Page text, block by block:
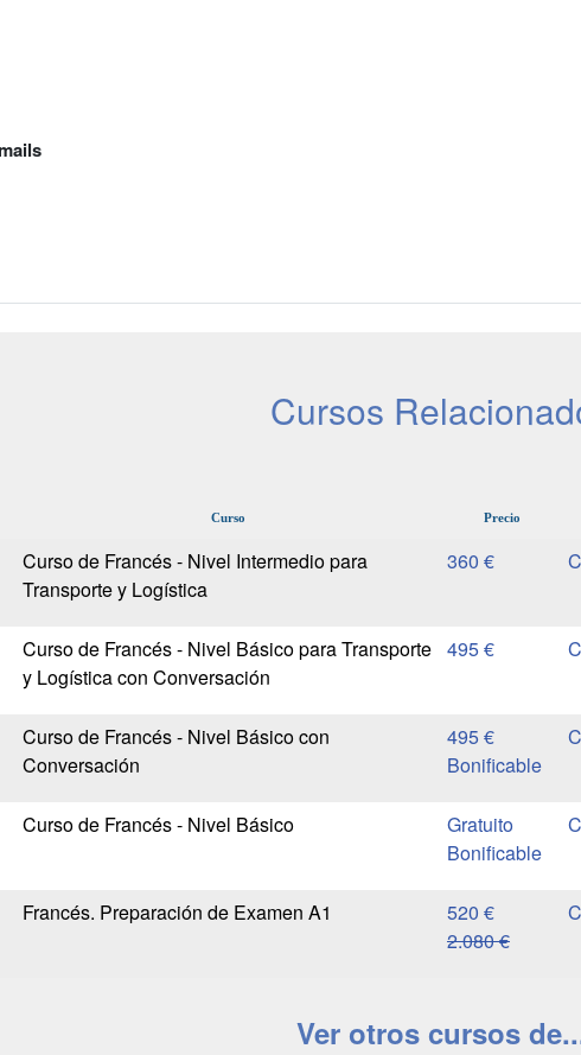
Cursos
Curso Precio
Curso de Francés - Nivel Intermedio para
Transporte y Logística
360 €
Curso de Francés - Nivel Básico para Transporte
y Logística con Conversación
495 €
Curso de Francés - Nivel Básico con
Conversación
495 €
Bonificable
Curso de Francés - Nivel Básico
Gratuito
Bonificable
Francés. Preparación de Examen A1
520 €
2.080 €
Ver otros cursos